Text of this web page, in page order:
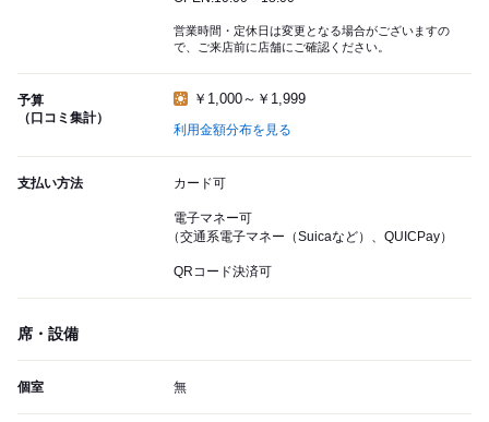
営業時間・定休日は変更となる場合がございますの
で、ご来店前に店舗にご確認ください。
予算
（口コミ集計）
￥1,000～￥1,999
利用金額分布を見る
支払い方法 カード可
電子マネー可
（交通系電子マネー（Suicaなど）、QUICPay）
QRコード決済可
席・設備
個室 無